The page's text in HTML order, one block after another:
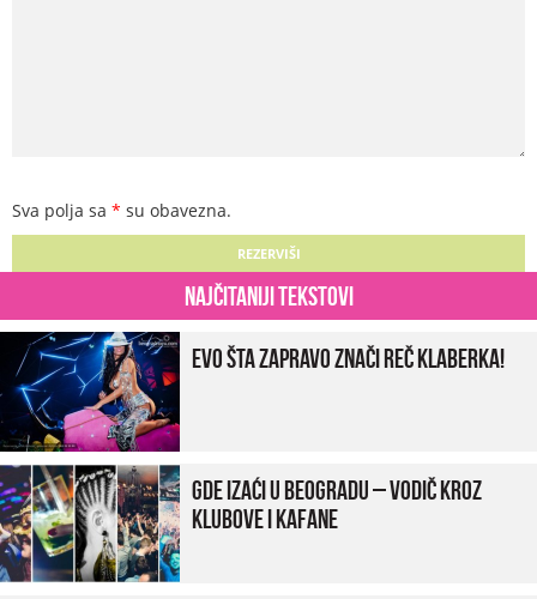
Sva polja sa * su obavezna.
Najčitaniji tekstovi
Evo šta zapravo znači reč klaberka!
Gde izaći u Beogradu – vodič kroz
klubove i kafane